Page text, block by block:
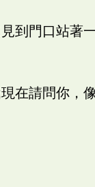
到門口站著
在請問你，